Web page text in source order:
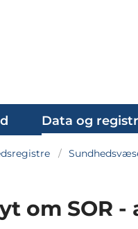
Data og
om SOR -